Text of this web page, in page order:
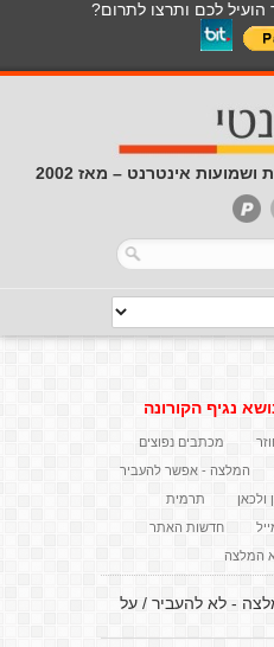
לכם ותרצו לתרום?
אינטרנט – מאז 2002
נגיף הקורונה
מכתבים נפוצים
המלצה - אפשר להעביר
תרמית
חדשות האתר
המלצה
- לא להעביר /על